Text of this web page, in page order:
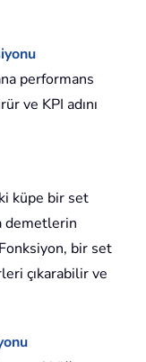
performans
ve KPI adını
küpe bir set
demetlerin
bir set
çıkarabilir ve